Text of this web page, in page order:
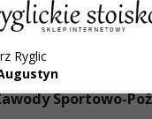
Ryglic
Aktualności
Sportowo-